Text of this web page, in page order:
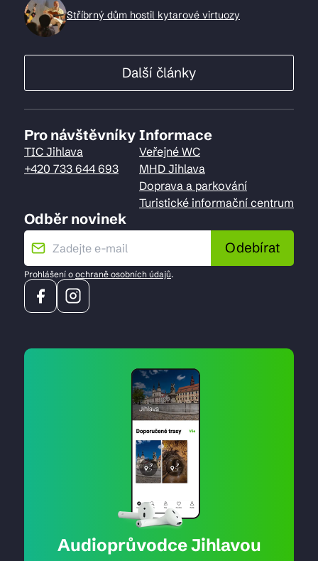
Stříbrný dům hostil kytarové virtuozy
Další články
Pro návštěvníky
TIC Jihlava
+420 733 644 693
Informace
Veřejné WC
MHD Jihlava
Doprava a parkování
Turistické informační centrum
Odběr novinek
Odebírat
Prohlášení o ochraně osobních údajů.
Audioprůvodce Jihlavou